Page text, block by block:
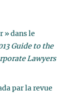
» dans le
Guide to the
Lawyers
par la revue